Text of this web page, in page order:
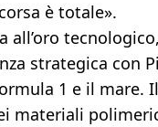
è totale».
all’oro
strategica con
1 e il mare.
materiali